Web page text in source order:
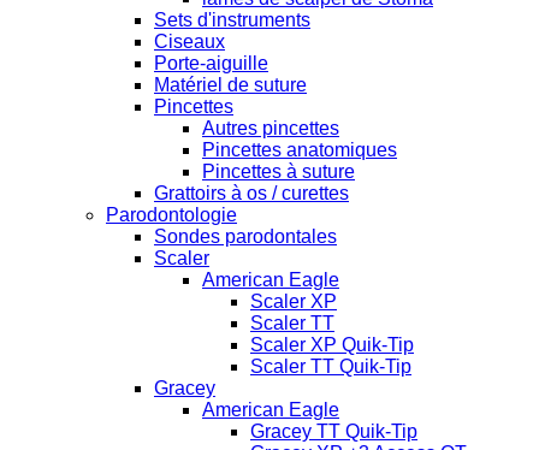
Sets d'instruments
Ciseaux
Porte-aiguille
Matériel de suture
Pincettes
Autres pincettes
Pincettes anatomiques
Pincettes à suture
Grattoirs à os / curettes
Parodontologie
Sondes parodontales
Scaler
American Eagle
Scaler XP
Scaler TT
Scaler XP Quik-Tip
Scaler TT Quik-Tip
Gracey
American Eagle
Gracey TT Quik-Tip